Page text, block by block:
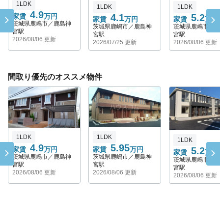
家賃 4.9万円
1LDK
茨城県鹿嶋市／鹿島神
宮駅
2026/08/06 更新
家賃 4.1万円
1LDK
茨城県鹿嶋市／鹿島神
宮駅
2026/07/25 更新
家賃 5.2万円
1LDK
茨城県鹿嶋市／
宮駅
2026/08/06 更新
間取り優先のオススメ物件
家賃 4.9万円
1LDK
茨城県鹿嶋市／鹿島神
宮駅
2026/08/06 更新
家賃 5.95万円
1LDK
茨城県鹿嶋市／鹿島神
宮駅
2026/08/06 更新
家賃 5.2万円
1LDK
茨城県鹿嶋市／
宮駅
2026/08/06 更新